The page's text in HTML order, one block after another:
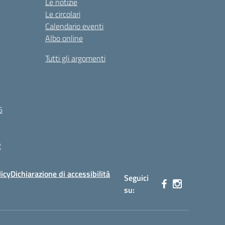
Le circolari
Calendario eventi
Albo online
Tutti gli argomenti
Dichiarazione di accessibilità
Seguici
su: